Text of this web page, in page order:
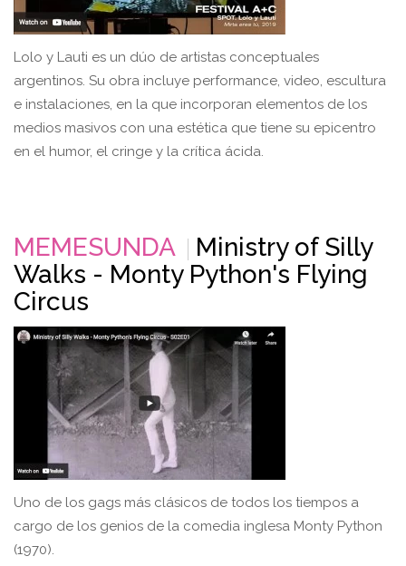
Lolo y Lauti es un dúo de artistas conceptuales
argentinos. Su obra incluye performance, video, escultura
e instalaciones, en la que incorporan elementos de los
medios masivos con una estética que tiene su epicentro
en el humor, el cringe y la crítica ácida.
MEMESUNDA
Ministry of Silly
Walks - Monty Python's Flying
Circus
Uno de los gags más clásicos de todos los tiempos a
cargo de los genios de la comedia inglesa Monty Python
(1970).